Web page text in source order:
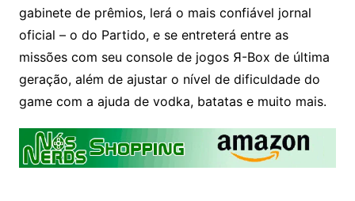
gabinete de prêmios, lerá o mais confiável jornal
oficial – o do Partido, e se entreterá entre as
missões com seu console de jogos Я-Box de última
geração, além de ajustar o nível de dificuldade do
game com a ajuda de vodka, batatas e muito mais.